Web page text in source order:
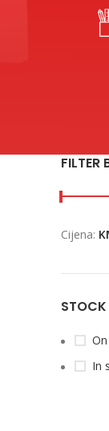
FILTER
Min
Maks
Cijena:
In